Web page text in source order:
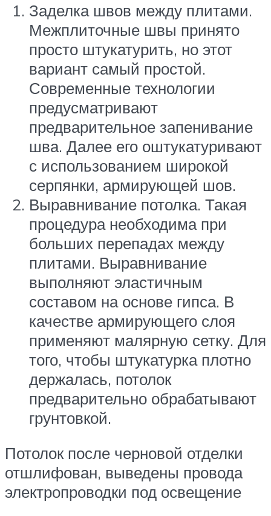
Заделка швов между плитами.
Межплиточные швы принято
просто штукатурить, но этот
вариант самый простой.
Современные технологии
предусматривают
предварительное запенивание
шва. Далее его оштукатуривают
с использованием широкой
серпянки, армирующей шов.
Выравнивание потолка. Такая
процедура необходима при
больших перепадах между
плитами. Выравнивание
выполняют эластичным
составом на основе гипса. В
качестве армирующего слоя
применяют малярную сетку. Для
того, чтобы штукатурка плотно
держалась, потолок
предварительно обрабатывают
грунтовкой.
Потолок после черновой отделки
отшлифован, выведены провода
электропроводки под освещение